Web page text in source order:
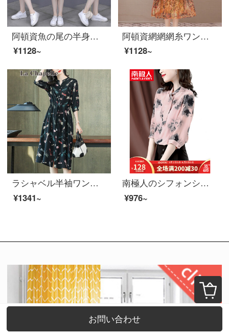
阿頓資魚の尾の半身のスカートの女性は2021年に新商品を持っています。小柄でファッション的なセツTシャツの女性+ミニスカートの女性セストの2つの修身が明らかに痩せている婦人服9771白+緑のスカートM（95-105斤を提案します。）
¥1128~
阿頓資網網網糸ワンピースは春夏2021年に新商品を作っています。韓国版のシフォンの大きいサイズの婦人服は気高い中年のお母さんが入れています。中には痩せて見えるプリント洋風の継ぎ目があります。黄色の5 XL（145-55斤を提案します。）
¥1128~
ラシャベル半袖ワンピス婦人服新品2021年夏新商品シフォンプリントの小花柄スカート気質が優雅でファッション的な中、長めでゆったりして見える細いスカートの子供の色柄XL【おすすめ110-125斤】
¥1341~
南極人のシフォンシャツの女性は2021年春夏に新商品のランタン袖の設計感を持っています。多くの軽熟な港風の上着レイトロ調の水墨プリントのチェーンシャツです。
¥976~
お問い合わせ